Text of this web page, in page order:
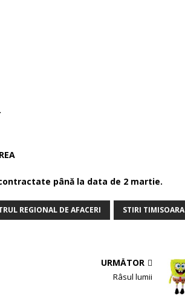
până la data de 2 martie.
REGIONAL DE AFACERI STIRI TIMISOARA
URMĂTOR
Râsul lumii